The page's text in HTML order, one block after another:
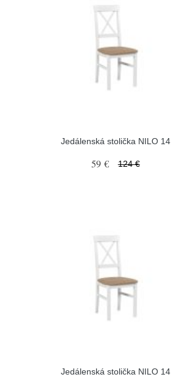
Jedálenská stolička NILO 14
59 € 124 €
Jedálenská stolička NILO 14